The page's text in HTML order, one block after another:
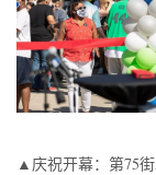
▲庆祝开幕：第75